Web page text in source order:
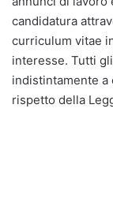
candidatura
curriculum vitae
interesse. Tutti
indistintamente a
rispetto della